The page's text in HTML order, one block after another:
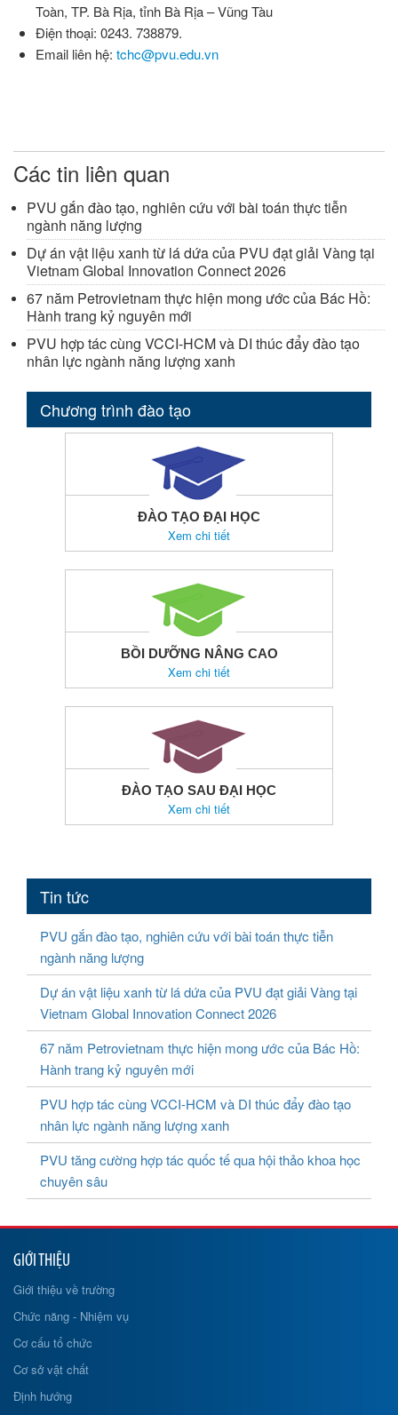
Toàn, TP. Bà Rịa, tỉnh Bà Rịa – Vũng Tàu
Điện thoại: 0243. 738879.
Email liên hệ: tchc@pvu.edu.vn
Các tin liên quan
PVU gắn đào tạo, nghiên cứu với bài toán thực tiễn
ngành năng lượng
Dự án vật liệu xanh từ lá dứa của PVU đạt giải Vàng tại
Vietnam Global Innovation Connect 2026
67 năm Petrovietnam thực hiện mong ước của Bác Hồ:
Hành trang kỷ nguyên mới
PVU hợp tác cùng VCCI-HCM và DI thúc đẩy đào tạo
nhân lực ngành năng lượng xanh
Chương trình đào tạo
ĐÀO TẠO ĐẠI HỌC
Xem chi tiết
BỒI DƯỠNG NÂNG CAO
Xem chi tiết
ĐÀO TẠO SAU ĐẠI HỌC
Xem chi tiết
Tin tức
PVU gắn đào tạo, nghiên cứu với bài toán thực tiễn
ngành năng lượng
Dự án vật liệu xanh từ lá dứa của PVU đạt giải Vàng tại
Vietnam Global Innovation Connect 2026
67 năm Petrovietnam thực hiện mong ước của Bác Hồ:
Hành trang kỷ nguyên mới
PVU hợp tác cùng VCCI-HCM và DI thúc đẩy đào tạo
nhân lực ngành năng lượng xanh
PVU tăng cường hợp tác quốc tế qua hội thảo khoa học
chuyên sâu
GIỚI THIỆU
Giới thiệu về trường
Chức năng - Nhiệm vụ
Cơ cấu tổ chức
Cơ sở vật chất
Định hướng